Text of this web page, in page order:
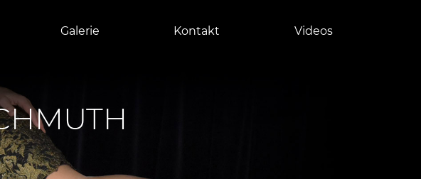
Galerie Kontakt Videos